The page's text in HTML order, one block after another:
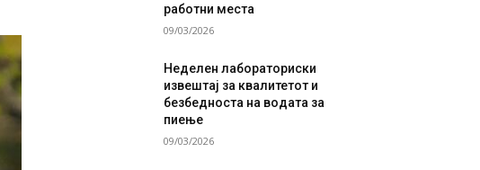
работни места
09/03/2026
Неделен лабораториски
извештај за квалитетот и
безбедноста на водата за
пиење
09/03/2026